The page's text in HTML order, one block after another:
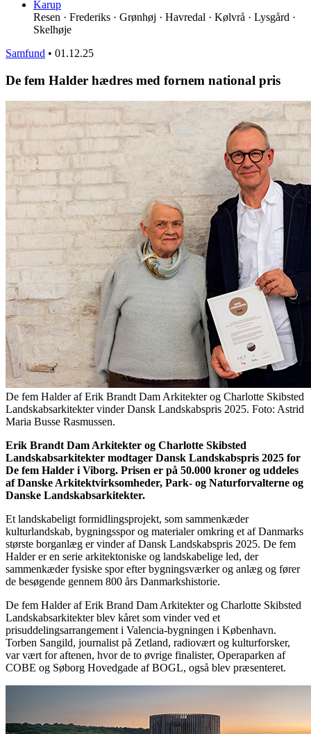
Karup
Resen · Frederiks · Grønhøj · Havredal · Kølvrå · Lysgård ·
Skelhøje
Samfund • 01.12.25
De fem Halder hædres med fornem national pris
De fem Halder af Erik Brandt Dam Arkitekter og Charlotte Skibsted
Landskabsarkitekter vinder Dansk Landskabspris 2025. Foto: Astrid
Maria Busse Rasmussen.
Erik Brandt Dam Arkitekter og Charlotte Skibsted
Landskabsarkitekter modtager Dansk Landskabspris 2025 for
De fem Halder i Viborg. Prisen er på 50.000 kroner og uddeles
af Danske Arkitektvirksomheder, Park- og Naturforvalterne og
Danske Landskabsarkitekter.
Et landskabeligt formidlingsprojekt, som sammenkæder
kulturlandskab, bygningsspor og materialer omkring et af Danmarks
største borganlæg er vinder af Dansk Landskabspris 2025. De fem
Halder er en serie arkitektoniske og landskabelige led, der
sammenkæder fysiske spor efter bygningsværker og anlæg og fører
de besøgende gennem 800 års Danmarkshistorie.
De fem Halder af Erik Brand Dam Arkitekter og Charlotte Skibsted
Landskabsarkitekter blev kåret som vinder ved et
prisuddelingsarrangement i Valencia-bygningen i København.
Torben Sangild, journalist på Zetland, radiovært og kulturforsker,
var vært for aftenen, hvor de to øvrige finalister, Operaparken af
COBE og Søborg Hovedgade af BOGL, også blev præsenteret.